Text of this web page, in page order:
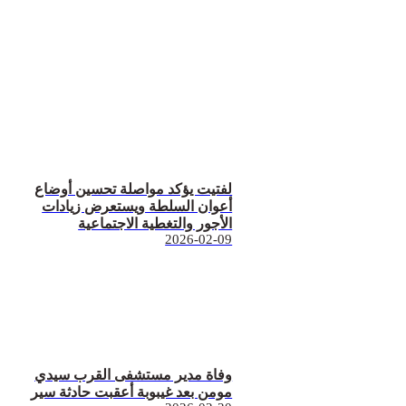
لفتيت يؤكد مواصلة تحسين أوضاع
أعوان السلطة ويستعرض زيادات
الأجور والتغطية الاجتماعية
2026-02-09
وفاة مدير مستشفى القرب سيدي
مومن بعد غيبوبة أعقبت حادثة سير